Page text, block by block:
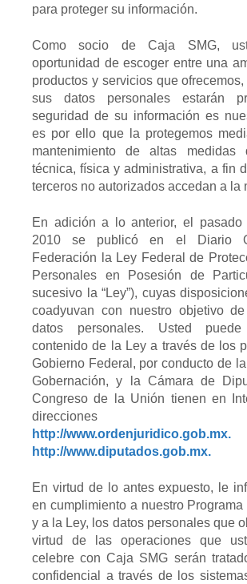
para proteger su información.
Como socio de Caja SMG,
oportunidad de escoger entre una
productos y servicios que
sus datos personales estarán
seguridad de su información es
es por ello que la protegemos
mantenimiento de altas medidas
técnica, física y administrativa, a fin
terceros no autorizados accedan a la
En adición a lo anterior, el
2010 se publicó en el Diario
Federación la Ley Federal de
Personales en Posesión de
sucesivo la “Ley”), cuyas
coadyuvan con nuestro objetivo
datos personales. Usted
contenido de la Ley a través de los
Gobierno Federal, por conducto de
Gobernación, y la Cámara de
Congreso de la Unión tienen en
direcciones
http://www.ordenjuridico.gob.mx.
http://www.diputados.gob.mx.
En virtud de lo antes expuesto, le
en cumplimiento a nuestro Programa
y a la Ley, los datos personales que
virtud de las operaciones que
celebre con Caja SMG serán
confidencial a través de los